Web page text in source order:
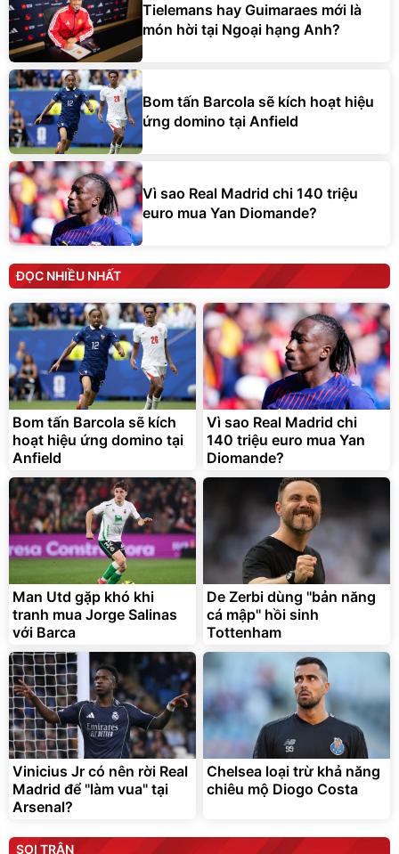
Tielemans hay Guimaraes mới là
món hời tại Ngoại hạng Anh?
Bom tấn Barcola sẽ kích hoạt hiệu
ứng domino tại Anfield
Vì sao Real Madrid chi 140 triệu
euro mua Yan Diomande?
ĐỌC NHIỀU NHẤT
Bom tấn Barcola sẽ kích
hoạt hiệu ứng domino tại
Anfield
Vì sao Real Madrid chi
140 triệu euro mua Yan
Diomande?
Man Utd gặp khó khi
tranh mua Jorge Salinas
với Barca
De Zerbi dùng ''bản năng
cá mập'' hồi sinh
Tottenham
Vinicius Jr có nên rời Real
Madrid để "làm vua" tại
Arsenal?
Chelsea loại trừ khả năng
chiêu mộ Diogo Costa
SOI TRẬN